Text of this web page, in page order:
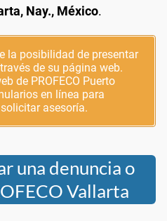
Nay., México.
la posibilidad de presentar
de su página web.
de PROFECO Puerto
en línea para
asesoría.
una denuncia o
Vallarta